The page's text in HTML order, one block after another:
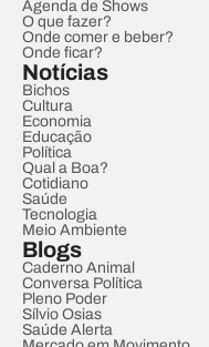
Agenda de Shows
O que fazer?
Onde comer e beber?
Onde ficar?
Notícias
Bichos
Cultura
Economia
Educação
Política
Qual a Boa?
Cotidiano
Saúde
Tecnologia
Meio Ambiente
Blogs
Caderno Animal
Conversa Política
Pleno Poder
Sílvio Osias
Saúde Alerta